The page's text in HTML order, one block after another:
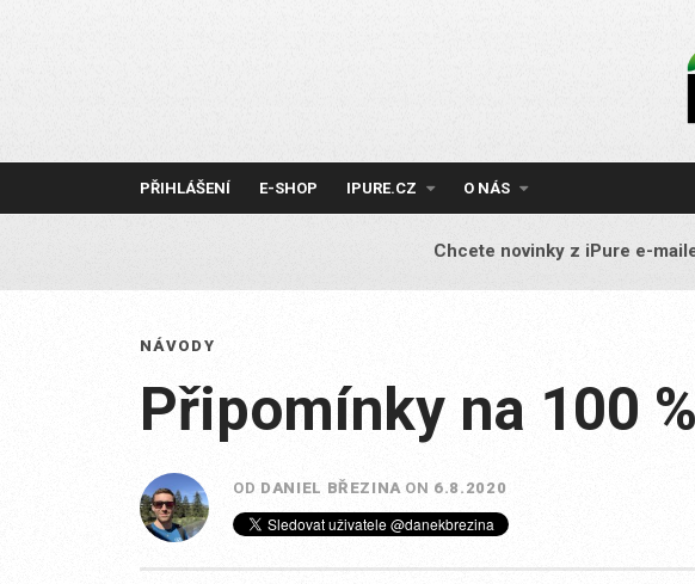
PŘIHLÁŠENÍ E-SHOP IPURE.CZ O NÁS
Chcete novinky z iPure e-
NÁVODY
Připomínky na 100 %
OD DANIEL BŘEZINA ON 6.8.2020